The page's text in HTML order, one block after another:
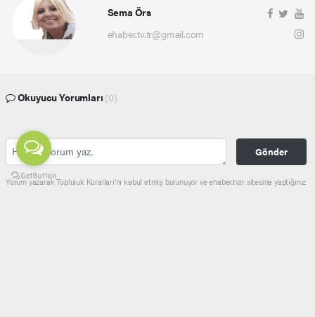
Sema Örs
ehaber.tv.tr@gmail.com
Okuyucu Yorumları (0)
Gönder
Yorum yazarak Topluluk Kuralları’nı kabul etmiş bulunuyor ve ehaber.tv.tr sitesine yaptığınız